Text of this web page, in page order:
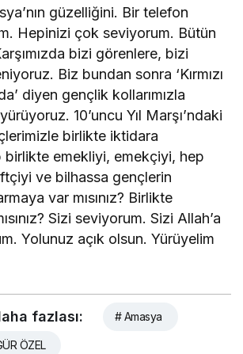
güzelliğini. Bir telefon
Hepinizi çok seviyorum. Bütün
bizi görenlere, bizi
Biz bundan sonra ‘Kırmızı
diyen gençlik kollarımızla
10’uncu Yıl Marşı’ndaki
birlikte iktidara
emekliyi, emekçiyi, hep
ve bilhassa gençlerin
var mısınız? Birlikte
Sizi seviyorum. Sizi Allah’a
Yolunuz açık olsun. Yürüyelim
fazlası: # Amasya
ÖZEL